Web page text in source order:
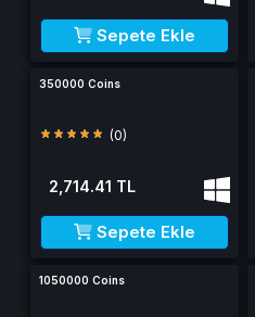
Sepete Ekle
350000 Coins
(0)
2,714.41 TL
Sepete Ekle
1050000 Coins